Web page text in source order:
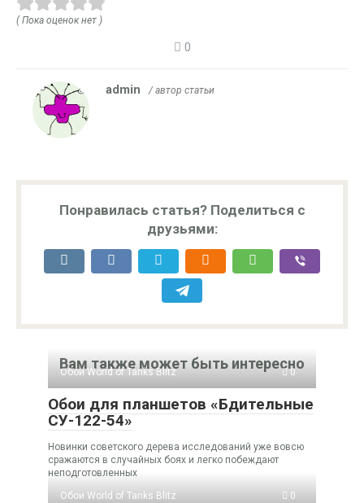
( Пока оценок нет )
0
admin / автор статьи
Понравилась статья? Поделиться с
друзьями:
Вам также может быть интересно
Обои World of Tanks Blitz 0
Обои для планшетов «Бдительные
СУ-122-54»
Новинки советского дерева исследований уже вовсю
сражаются в случайных боях и легко побеждают
неподготовленных
Обои World of Tanks Blitz
0